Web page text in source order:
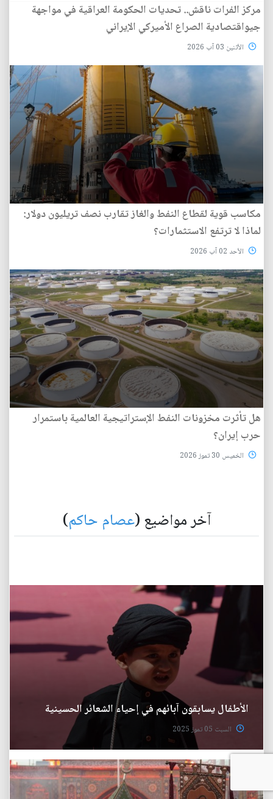
مركز الفرات ناقش.. تحديات الحكومة العراقية في مواجهة
جيواقتصادية الصراع الأميركي الإيراني
الأثنين 03 آب 2026
مكاسب قوية لقطاع النفط والغاز تقارب نصف تريليون دولار:
لماذا لا ترتفع الاستثمارات؟
الأحد 02 آب 2026
هل تأثرت مخزونات النفط الإستراتيجية العالمية باستمرار
حرب إيران؟
الخميس 30 تموز 2026
آخر مواضيع (عصام حاكم)
الأطفال يسابقون آبائهم في إحياء الشعائر الحسينية
السبت 05 تموز 2025